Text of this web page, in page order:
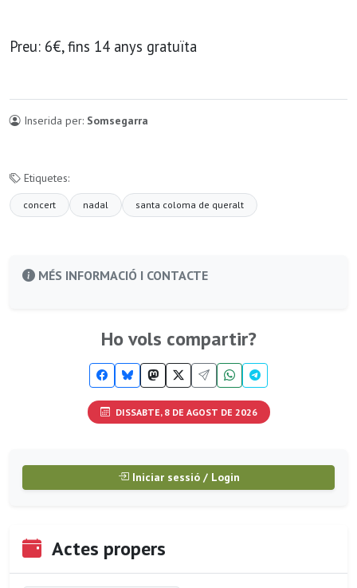
Preu: 6€, fins 14 anys gratuïta
Inserida per: Somsegarra
Etiquetes:
concert nadal santa coloma de queralt
MÉS INFORMACIÓ I CONTACTE
Ho vols compartir?
DISSABTE, 8 DE AGOST DE 2026
Iniciar sessió / Login
Actes propers